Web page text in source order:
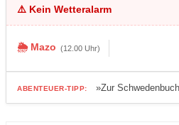
⚠️ Kein Wetteralarm
🌦️ Mazo (12.00 Uhr)
ABENTEUER-TIPP: »Zur